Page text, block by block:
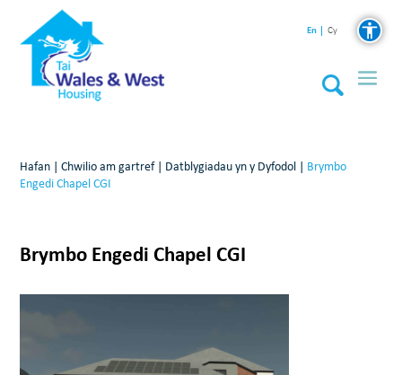
En Cy
Hafan |Chwilio am gartref| Datblygiadau yn y Dyfodol | Brymbo
Engedi Chapel CGI
Brymbo Engedi Chapel CGI